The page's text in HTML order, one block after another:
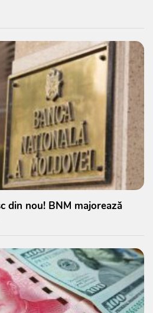
din nou! BNM majorează